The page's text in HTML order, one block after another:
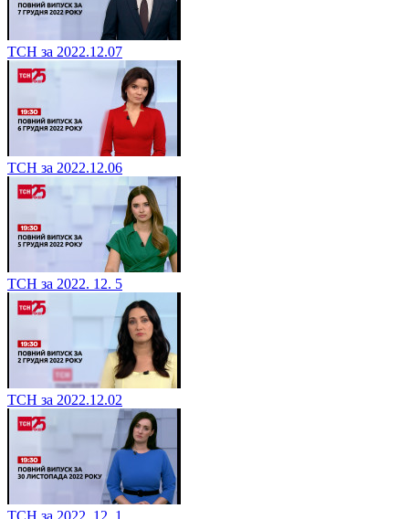
ТСН за 2022.12.07
ТСН за 2022.12.06
ТСН за 2022. 12. 5
ТСН за 2022.12.02
ТСН за 2022. 12. 1